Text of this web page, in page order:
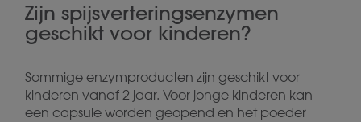
Zijn spijsverteringsenzymen
geschikt voor kinderen?
Sommige enzymproducten zijn geschikt voor
kinderen vanaf 2 jaar. Voor jonge kinderen kan
een capsule worden geopend en het poeder